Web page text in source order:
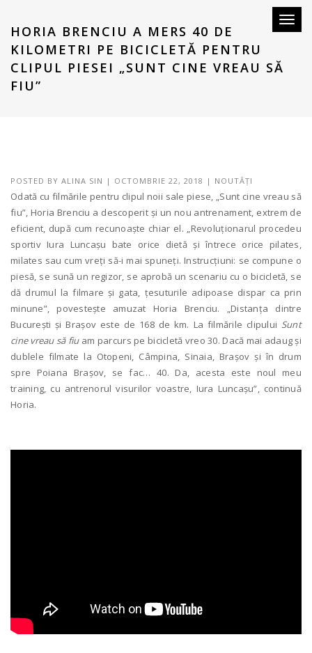
Toggle
HORIA BRENCIU A MERS 40 DE
KILOMETRI PE BICICLETĂ PENTRU
CLIPUL PIESEI „SUNT CINE VREAU SĂ
FIU”
POSTED BY ALINA SIN | OCTOMBRIE 22, 2018 | NOUTĂȚI
Odată cu filmările pentru clipul noii sale piese, „Sunt cine vreau să
fiu”, Horia Brenciu a descoperit și un nou antrenament, extrem de
eficient, după cum recunoaște chiar el. „Revoluționarul procedeu
sportiv Iura Luncașu bate orice dietă și întrece orice pilates,
milates sau cum vreți să-i mai spuneți. Instrucțiuni: se compune o
piesă, se sună un regizor, se aprobă un scenariu cu o bicicletă, se
dă drumul la filmare și gata, țesuturile adipoase dispar ca prin
minune”, povestește amuzat Horia Brenciu. „Distanța dintre
București și Brașov este de 168 de km. La filmările clipului Sunt
cine vreau să fiu am parcurs pe bicicletă vreo 30. Dacă mai adaug și
dublele filmate la Otopeni, Câmpina, Sinaia, Brașov și în drum
spre Poiana Brașov, se fac… 40. Da, acesta este noul meu
training, cu antrenorul visurilor voastre, Iura Luncașu”, continuă
Horia.